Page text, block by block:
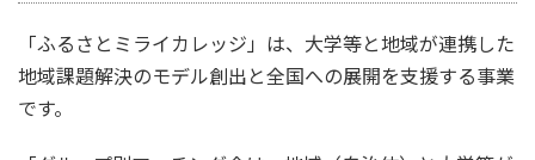
「ふるさとミライカレッジ」は、大学等と地域が連携した
地域課題解決のモデル創出と全国への展開を支援する事業
です。